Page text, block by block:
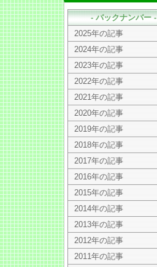
- バックナンバー -
2025年の記事
2024年の記事
2023年の記事
2022年の記事
2021年の記事
2020年の記事
2019年の記事
2018年の記事
2017年の記事
2016年の記事
2015年の記事
2014年の記事
2013年の記事
2012年の記事
2011年の記事